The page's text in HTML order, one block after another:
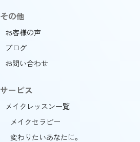
その他
お客様の声
ブログ
お問い合わせ
サービス
メイクレッスン一覧
メイクセラピー
変わりたいあなたに。